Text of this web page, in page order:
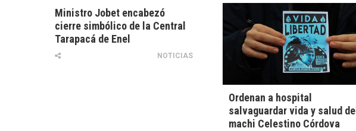
Ministro Jobet encabezó
cierre simbólico de la Central
Tarapacá de Enel
NOTICIAS
Ordenan a hospital
salvaguardar vida y salud del
machi Celestino Córdova